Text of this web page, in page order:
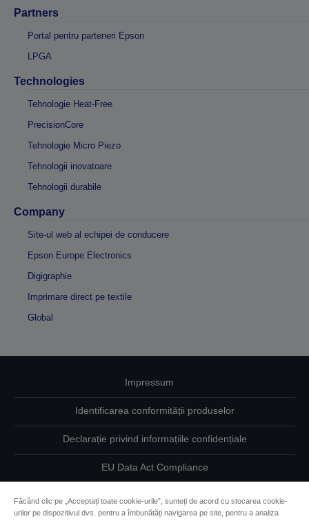
Partners
Portal pentru parteneri Epson
LPGA
Technologies
Tehnologie Heat-Free
PrecisionCore
Tehnologie Micro Piezo
Tehnologii inovatoare
Tehnologii durabile
Company
Site-ul web al echipei de conducere
Epson Europe Electronics
Digigraphie
Imprimare direct pe textile
Global
Impressum
Identificarea conformității produselor
Declarație privind informațiile confidențiale
EU Data Act Compliance
Făcând clic pe „Acceptați toate cookie-urile”, sunteți de acord cu stocarea cookie-
urilor pe dispozitivul dvs. pentru a îmbunătăți navigarea pe site, pentru a analiza